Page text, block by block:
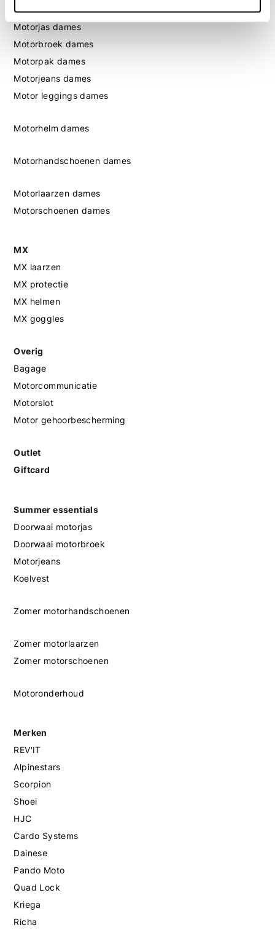
Motorkleding dames
Motorjas dames
Motorbroek dames
Motorpak dames
Motorjeans dames
Motor leggings dames
Motorhelm dames
Motorhandschoenen dames
Motorlaarzen dames
Motorschoenen dames
MX
MX laarzen
MX protectie
MX helmen
MX goggles
Overig
Bagage
Motorcommunicatie
Motorslot
Motor gehoorbescherming
Outlet
Giftcard
Summer essentials
Doorwaai motorjas
Doorwaai motorbroek
Motorjeans
Koelvest
Zomer motorhandschoenen
Zomer motorlaarzen
Zomer motorschoenen
Motoronderhoud
Merken
REV'IT
Alpinestars
Scorpion
Shoei
HJC
Cardo Systems
Dainese
Pando Moto
Quad Lock
Kriega
Richa